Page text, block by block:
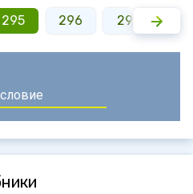
295 296 297